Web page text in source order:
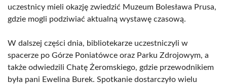
uczestnicy mieli okazję zwiedzić Muzeum Bolesława Prusa,
gdzie mogli podziwiać aktualną wystawę czasową.
W dalszej części dnia, bibliotekarze uczestniczyli w
spacerze po Górze Poniatówce oraz Parku Zdrojowym, a
także odwiedzili Chatę Żeromskiego, gdzie przewodnikiem
była pani Ewelina Burek. Spotkanie dostarczyło wielu